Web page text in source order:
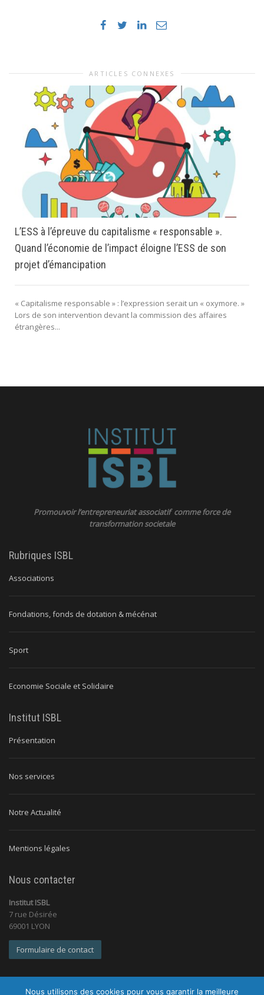
ARTICLES CONNEXES
L’ESS à l’épreuve du capitalisme « responsable ».
Quand l’économie de l’impact éloigne l’ESS de son
projet d’émancipation
« Capitalisme responsable » : l’expression serait un « oxymore. »
Lors de son intervention devant la commission des affaires
étrangères...
Promouvoir l’entrepreneuriat associatif comme force de
transformation societale
Rubriques ISBL
Associations
Fondations, fonds de dotation & mécénat
Sport
Economie Sociale et Solidaire
Institut ISBL
Présentation
Nos services
Notre Actualité
Mentions légales
Nous contacter
Institut ISBL
7 rue Désirée
69001 LYON
Formulaire de contact
Nous utilisons des cookies pour vous garantir la meilleure